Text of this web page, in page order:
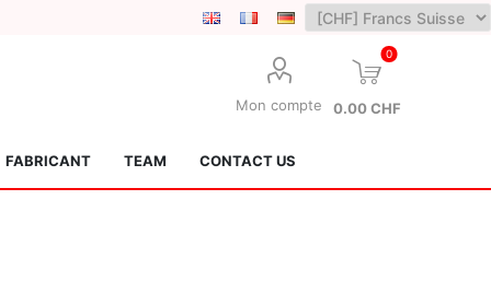
Mon compte
0
0.00 CHF
FABRICANT TEAM CONTACT US